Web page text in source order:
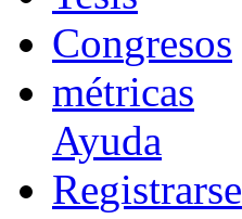
Congresos
métricas
Ayuda
Registrarse